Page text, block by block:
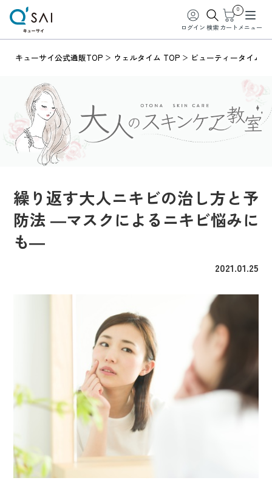
ログイン 検索
0
カート メニュー
キューサイ公式通販TOP ウェルタイム TOP ビューティータイム
繰り返す大人ニキビの治し方と予
防法 ―マスクによるニキビ悩みに
も―
2021.01.25